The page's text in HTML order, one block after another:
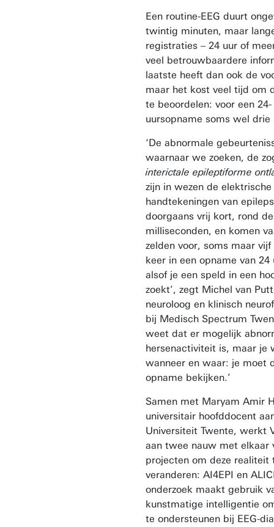
Een routine-EEG duurt
twintig minuten, maar
registraties – 24 uur of
veel betrouwbaardere
laatste heeft dan ook de
maar het kost veel tijd om
te beoordelen: voor een 24-
uursopname soms wel drie
‘De abnormale
waarnaar we zoeken, de
interictale epileptiforme
zijn in wezen de elektrische
handtekeningen van
doorgaans vrij kort, rond
milliseconden, en komen
zelden voor, soms maar
keer in een opname van 24
alsof je een speld in een
zoekt’, zegt Michel van
neuroloog en klinisch
bij Medisch Spectrum
weet dat er mogelijk
hersenactiviteit is, maar je
wanneer en waar: je moet
opname bekijken.’
Samen met Maryam Amir
universitair hoofddocent
Universiteit Twente, werkt
aan twee nauw met elkaar
projecten om deze realiteit
veranderen: AI4EPI en
onderzoek maakt gebruik
kunstmatige intelligentie
te ondersteunen bij EEG-